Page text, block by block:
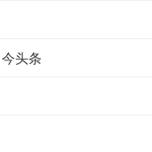
头条